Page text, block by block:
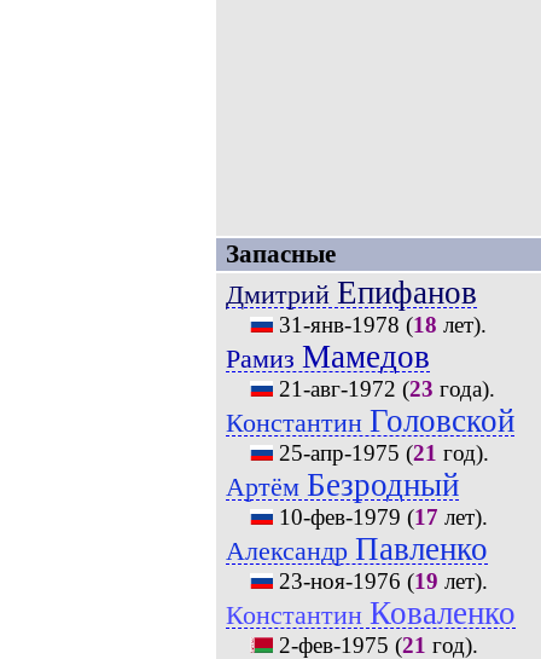
Запасные
Дмитрий Епифанов
31-янв-1978 (18 лет).
Рамиз Мамедов
21-авг-1972 (23 года).
Константин Головской
25-апр-1975 (21 год).
Артём Безродный
10-фев-1979 (17 лет).
Александр Павленко
23-ноя-1976 (19 лет).
Константин Коваленко
2-фев-1975 (21 год).